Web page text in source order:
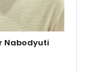
Nabodyuti